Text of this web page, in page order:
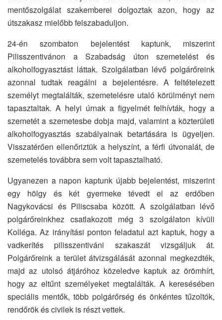
mentőszolgálat szakemberei dolgoztak azon, hogy az
útszakasz mielőbb felszabaduljon.
24-én szombaton bejelentést kaptunk, miszerint
Pilisszentivánon a Szabadság úton szemetelést és
alkoholfogyasztást láttak. Szolgálatban lévő polgárőreink
azonnal tudtak reagálni a bejelentésre. A feltételezett
személyt megtalálták, szemetelésre utaló körülményt nem
tapasztaltak. A helyi úrnak a figyelmét felhívták, hogy a
szemetét a szemetesbe dobja majd, valamint a közterületi
alkoholfogyasztás szabályainak betartására is ügyeljen.
Visszatérően ellenőriztük a helyszínt, a férfi útvonalát, de
szemetelés továbbra sem volt tapasztalható.
Ugyanezen a napon kaptunk újabb bejelentést, miszerint
egy hölgy és két gyermeke tévedt el az erdőben
Nagykovácsi és Piliscsaba között. A szolgálatban lévő
polgárőreinkhez csatlakozott még 3 szolgálaton kívüli
Kolléga. Az irányítási ponton feladatul azt kaptuk, hogy a
vadkerítés pilisszentiváni szakaszát vizsgáljuk át.
Polgárőreink a terület átvizsgálását azonnal megkezdték,
majd az utolsó átjáróhoz közeledve kaptuk az örömhírt,
hogy az eltűnt személyeket megtalálták. A keresésében
speciális mentők, több polgárőrség és önkéntes tűzoltók,
rendőrök és civilek is részt vettek.